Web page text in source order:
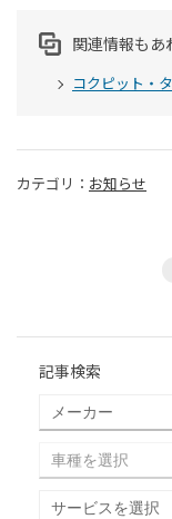
関連情報もあ
コクピット・
カテゴリ： お知らせ
記事検索